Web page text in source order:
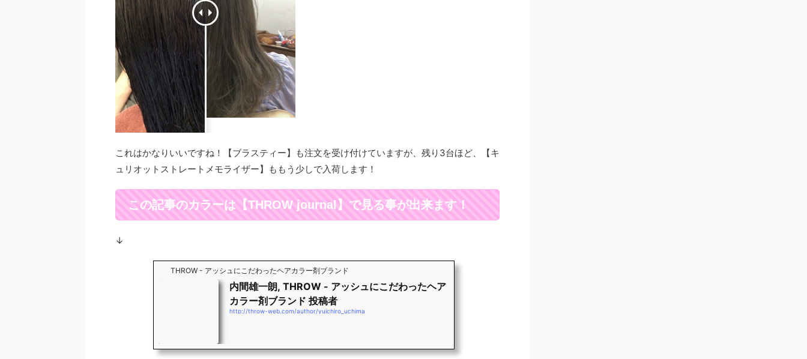
これはかなりいいですね！【ブラスティー】も注文を受け付けていますが、残り3台ほど、【キ
ュリオットストレートメモライザー】ももう少しで入荷します！
この記事のカラーは【THROW journal】で見る事が出来ます！
↓
THROW - アッシュにこだわったヘアカラー剤ブランド
内間雄一朗, THROW - アッシュにこだわったヘア
カラー剤ブランド 投稿者
http://throw-web.com/author/yuichiro_uchima